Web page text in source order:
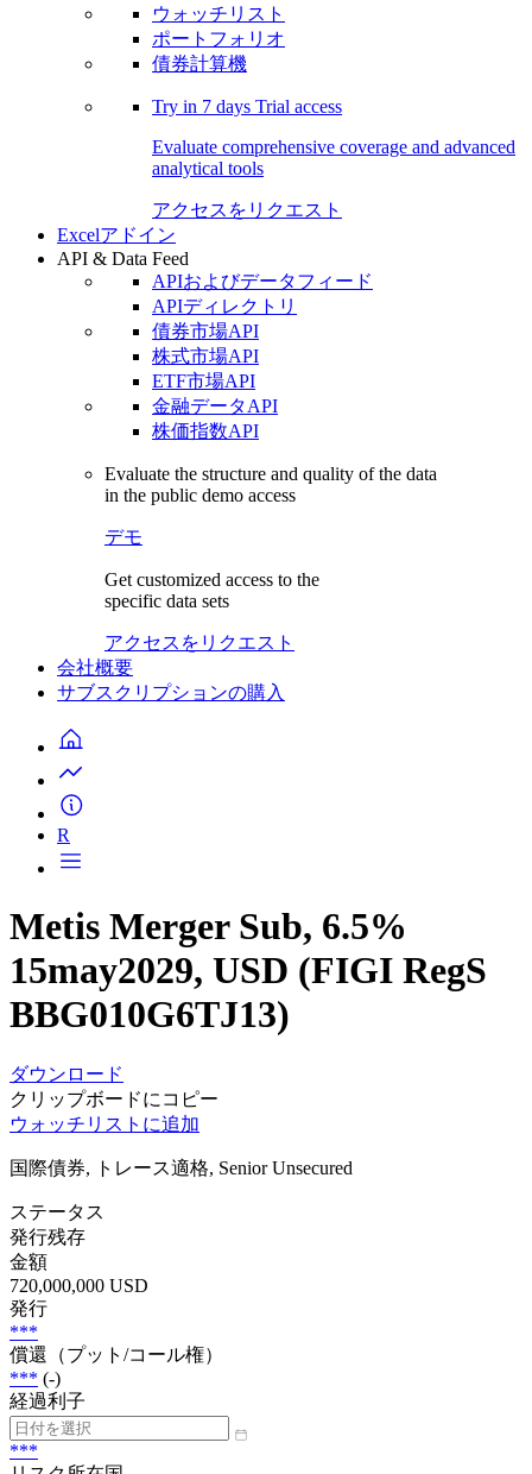
ウォッチリスト
ポートフォリオ
債券計算機
Try in 7 days Trial access
Evaluate comprehensive coverage and advanced
analytical tools
アクセスをリクエスト
Excelアドイン
API & Data Feed
APIおよびデータフィード
APIディレクトリ
債券市場API
株式市場API
ETF市場API
金融データAPI
株価指数API
Evaluate the structure and quality of the data
in the public demo access
デモ
Get customized access to the
specific data sets
アクセスをリクエスト
会社概要
サブスクリプションの購入
R
Metis Merger Sub, 6.5%
15may2029, USD (FIGI RegS
BBG010G6TJ13)
ダウンロード
クリップボードにコピー
ウォッチリストに追加
国際債券, トレース適格, Senior Unsecured
ステータス
発行残存
金額
720,000,000 USD
発行
***
償還（プット/コール権）
*** (-)
経過利子
***